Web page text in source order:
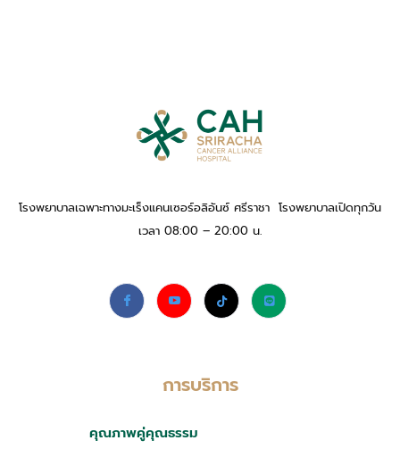
โรงพยาบาลเฉพาะทางมะเร็งแคนเซอร์อลิอันซ์ ศรีราชา โรงพยาบาลเปิดทุกวัน
เวลา 08:00 – 20:00 น.
การบริการ
คุณภาพคู่คุณธรรม